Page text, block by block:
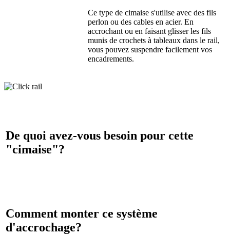
Ce type de cimaise s'utilise avec des fils
perlon ou des cables en acier. En
accrochant ou en faisant glisser les fils
munis de crochets à tableaux dans le rail,
vous pouvez suspendre facilement vos
encadrements.
De quoi avez-vous besoin pour cette
"cimaise"?
Comment monter ce système
d'accrochage?